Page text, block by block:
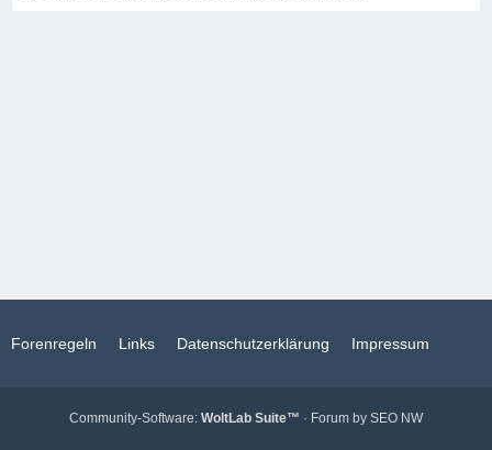
Forenregeln Links Datenschutzerklärung Impressum
Community-Software: WoltLab Suite™ · Forum by SEO NW